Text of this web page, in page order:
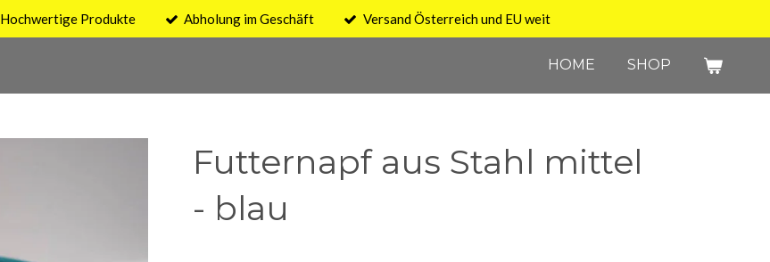
Hochwertige Produkte Abholung im Geschäft Versand Österreich und EU weit
HOME SHOP
Futternapf aus Stahl mittel
- blau